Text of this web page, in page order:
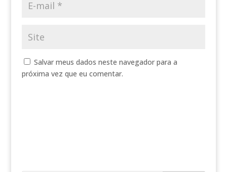
Salvar meus dados neste navegador para a
próxima vez que eu comentar.